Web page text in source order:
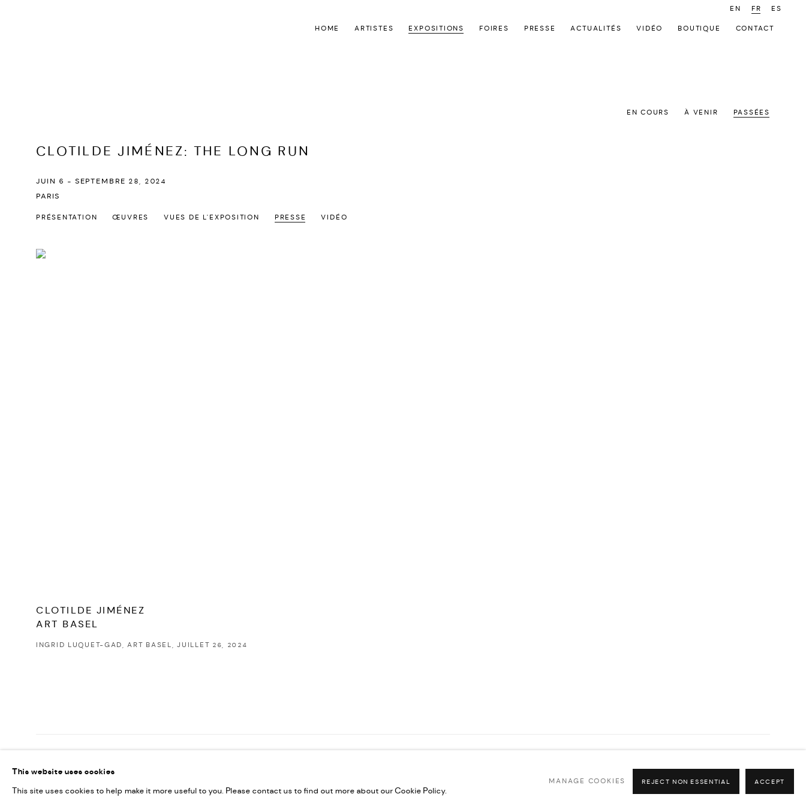
HOME ARTISTES EXPOSITIONS FOIRES PRESSE ACTUALITÉS VIDÉO BOUTIQUE CONTACT
EN FR ES
EN COURS À VENIR PASSÉES
CLOTILDE JIMÉNEZ: THE LONG RUN
JUIN 6 - SEPTEMBRE 28, 2024
PARIS
PRÉSENTATION ŒUVRES VUES DE L'EXPOSITION PRESSE VIDÉO
CLOTILDE JIMÉNEZ
ART BASEL
INGRID LUQUET-GAD, ART BASEL, JUILLET 26, 2024
This website uses cookies
This site uses cookies to help make it more useful to you. Please contact us to find out more about our Cookie Policy.
MANAGE COOKIES REJECT NON ESSENTIAL ACCEPT